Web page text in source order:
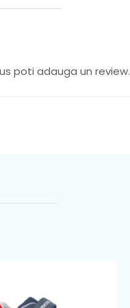
poti adauga un review.